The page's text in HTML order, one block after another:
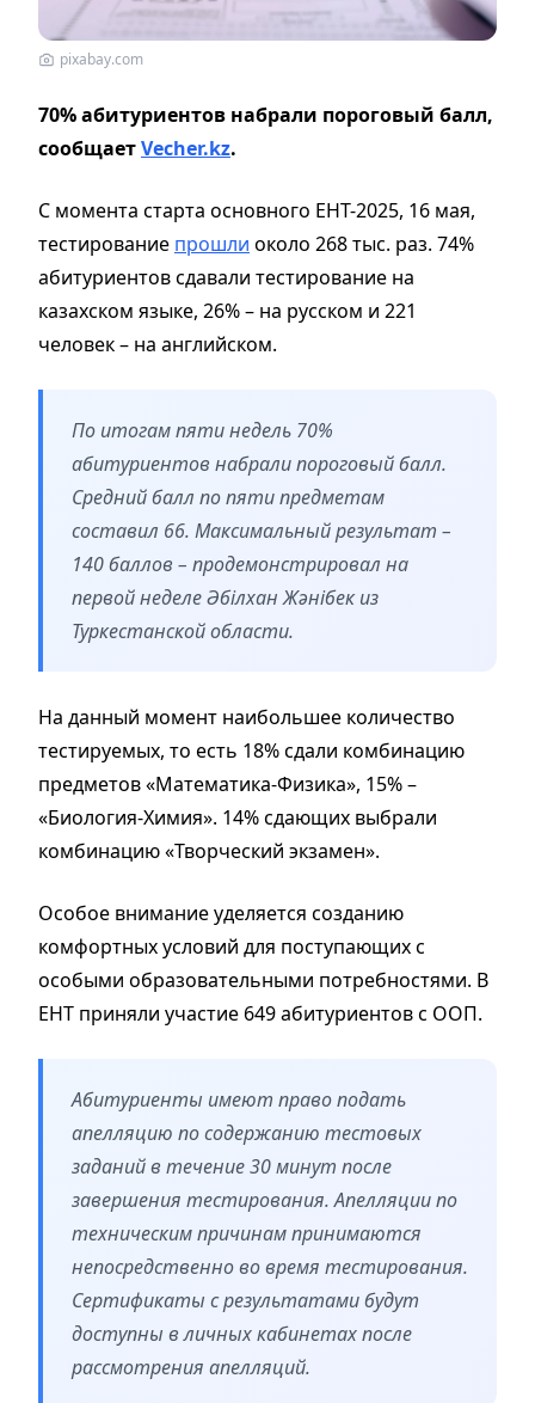
pixabay.com
70% абитуриентов набрали пороговый балл,
сообщаетVecher.kz.
С момента старта основного ЕНТ-2025, 16 мая,
тестирование прошли около 268 тыс. раз. 74%
абитуриентов сдавали тестирование на
казахском языке, 26% – на русском и 221
человек – на английском.
По итогам пяти недель 70%
абитуриентов набрали пороговый балл.
Средний балл по пяти предметам
составил 66. Максимальный результат –
140 баллов – продемонстрировал на
первой неделе Әбілхан Жәнібек из
Туркестанской области.
На данный момент наибольшее количество
тестируемых, то есть 18% cдали комбинацию
предметов «Математика-Физика», 15% –
«Биология-Химия». 14% сдающих выбрали
комбинацию «Творческий экзамен».
Особое внимание уделяется созданию
комфортных условий для поступающих с
особыми образовательными потребностями. В
ЕНТ приняли участие 649 абитуриентов с ООП.
Абитуриенты имеют право подать
апелляцию по содержанию тестовых
заданий в течение 30 минут после
завершения тестирования. Апелляции по
техническим причинам принимаются
непосредственно во время тестирования.
Сертификаты с результатами будут
доступны в личных кабинетах после
рассмотрения апелляций.